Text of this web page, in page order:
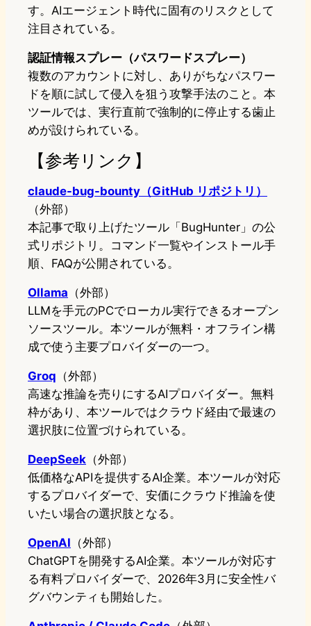
す。AIエージェント時代に固有のリスクとして
注目されている。
認証情報スプレー（パスワードスプレー）
複数のアカウントに対し、ありがちなパスワー
ドを順に試して侵入を狙う攻撃手法のこと。本
ツールでは、実行直前で強制的に停止する歯止
めが設けられている。
【参考リンク】
claude-bug-bounty（GitHub リポジトリ）
（外部）
本記事で取り上げたツール「BugHunter」の公
式リポジトリ。コマンド一覧やインストール手
順、FAQが公開されている。
Ollama （外部）
LLMを手元のPCでローカル実行できるオープン
ソースツール。本ツールが無料・オフライン構
成で使う主要プロバイダーの一つ。
Groq （外部）
高速な推論を売りにするAIプロバイダー。無料
枠があり、本ツールではクラウド経由で最速の
選択肢に位置づけられている。
DeepSeek （外部）
低価格なAPIを提供するAI企業。本ツールが対応
するプロバイダーで、安価にクラウド推論を使
いたい場合の選択肢となる。
OpenAI （外部）
ChatGPTを開発するAI企業。本ツールが対応す
る有料プロバイダーで、2026年3月に安全性バ
グバウンティも開始した。